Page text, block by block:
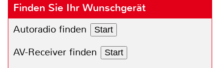
Finden Sie Ihr Wunschgerät
Autoradio finden Start
AV-Receiver finden Start